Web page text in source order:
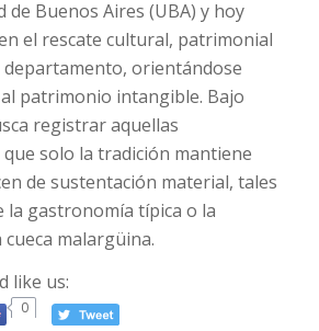
de Buenos Aires (UBA) y hoy
el rescate cultural, patrimonial
orientándose
patrimonio intangible. Bajo
registrar aquellas
solo la tradición mantiene
de sustentación material, tales
la gastronomía típica o la
malargüina.
like us:
0